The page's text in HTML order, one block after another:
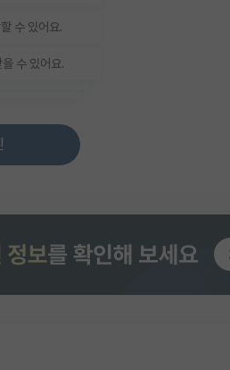
수 있어요.
수 있어요.